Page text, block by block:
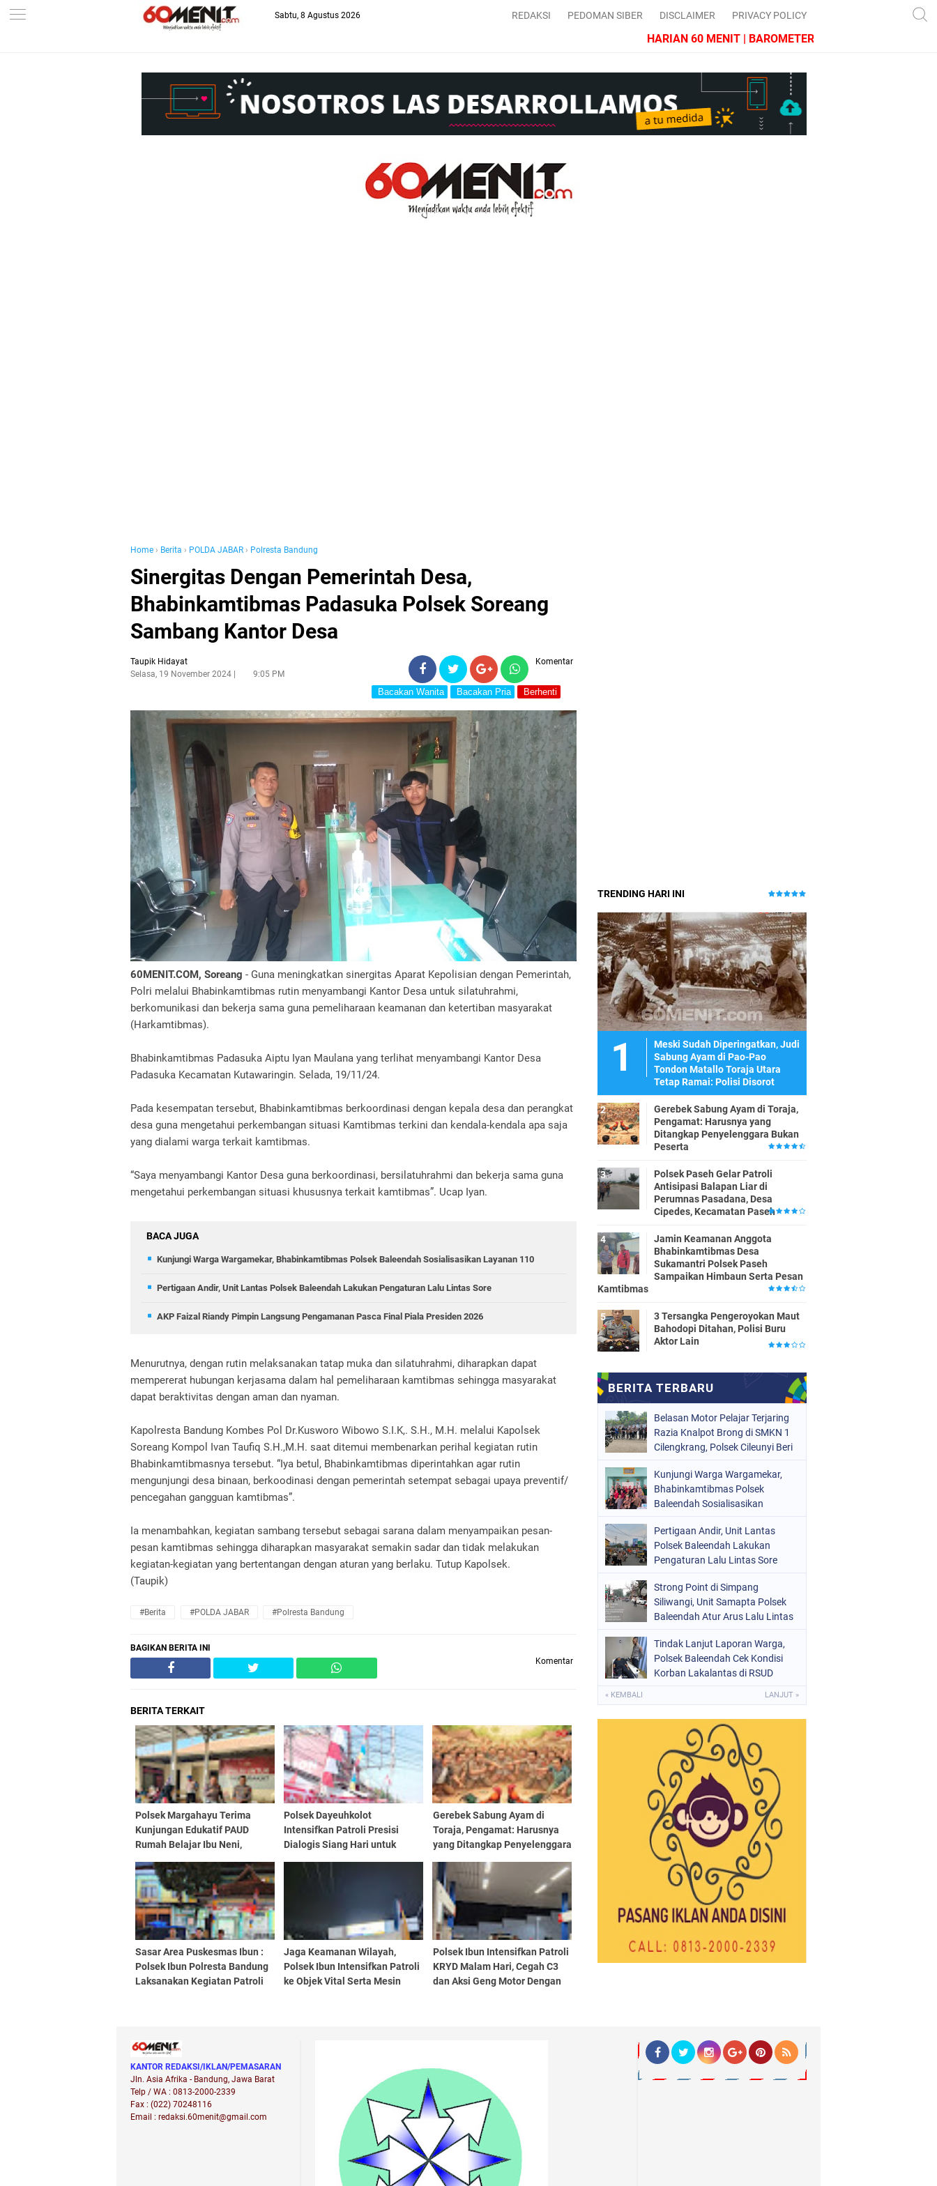
--> Sabtu, 8 Agustus 2026 REDAKSI PEDOMAN SIBER DISCLAIMER PRIVACY POLICY
HARIAN 60 MENIT | BAROMETER JAWA BARAT
Home › Berita › POLDA JABAR › Polresta Bandung
Sinergitas Dengan Pemerintah Desa,
Bhabinkamtibmas Padasuka Polsek Soreang
Sambang Kantor Desa
Taupik Hidayat
Selasa, 19 November 2024
9:05 PM
Komentar
Bacakan Wanita Bacakan Pria Berhenti
60MENIT.COM, Soreang - Guna meningkatkan sinergitas Aparat Kepolisian dengan Pemerintah,
Polri melalui Bhabinkamtibmas rutin menyambangi Kantor Desa untuk silatuhrahmi,
berkomunikasi dan bekerja sama guna pemeliharaan keamanan dan ketertiban masyarakat
(Harkamtibmas).
Bhabinkamtibmas Padasuka Aiptu Iyan Maulana yang terlihat menyambangi Kantor Desa
Padasuka Kecamatan Kutawaringin. Selada, 19/11/24.
Pada kesempatan tersebut, Bhabinkamtibmas berkoordinasi dengan kepala desa dan perangkat
desa guna mengetahui perkembangan situasi Kamtibmas terkini dan kendala-kendala apa saja
yang dialami warga terkait kamtibmas.
“Saya menyambangi Kantor Desa guna berkoordinasi, bersilatuhrahmi dan bekerja sama guna
mengetahui perkembangan situasi khususnya terkait kamtibmas”. Ucap Iyan.
BACA JUGA
Kunjungi Warga Wargamekar, Bhabinkamtibmas Polsek Baleendah Sosialisasikan Layanan 110
Pertigaan Andir, Unit Lantas Polsek Baleendah Lakukan Pengaturan Lalu Lintas Sore
AKP Faizal Riandy Pimpin Langsung Pengamanan Pasca Final Piala Presiden 2026
Menurutnya, dengan rutin melaksanakan tatap muka dan silatuhrahmi, diharapkan dapat
mempererat hubungan kerjasama dalam hal pemeliharaan kamtibmas sehingga masyarakat
dapat beraktivitas dengan aman dan nyaman.
Kapolresta Bandung Kombes Pol Dr.Kusworo Wibowo S.I.K,. S.H., M.H. melalui Kapolsek
Soreang Kompol Ivan Taufiq S.H.,M.H. saat ditemui membenarkan perihal kegiatan rutin
Bhabinkamtibmasnya tersebut. “Iya betul, Bhabinkamtibmas diperintahkan agar rutin
mengunjungi desa binaan, berkoodinasi dengan pemerintah setempat sebagai upaya preventif/
pencegahan gangguan kamtibmas”.
Ia menambahkan, kegiatan sambang tersebut sebagai sarana dalam menyampaikan pesan-
pesan kamtibmas sehingga diharapkan masyarakat semakin sadar dan tidak melakukan
kegiatan-kegiatan yang bertentangan dengan aturan yang berlaku. Tutup Kapolsek.
(Taupik)
#Berita #POLDA JABAR #Polresta Bandung
BAGIKAN BERITA INI
Komentar
BERITA TERKAIT
Polsek Margahayu Terima
Kunjungan Edukatif PAUD
Rumah Belajar Ibu Neni,
Anak Sejak Dini
Polsek Dayeuhkolot
Intensifkan Patroli Presisi
Dialogis Siang Hari untuk
Gerebek Sabung Ayam di
Toraja, Pengamat: Harusnya
yang Ditangkap Penyelenggara
Sasar Area Puskesmas Ibun :
Polsek Ibun Polresta Bandung
Laksanakan Kegiatan Patroli
Jaga Keamanan Wilayah,
Polsek Ibun Intensifkan Patroli
ke Objek Vital Serta Mesin
Polsek Ibun Intensifkan Patroli
KRYD Malam Hari, Cegah C3
dan Aksi Geng Motor Dengan
TRENDING HARI INI
Meski Sudah Diperingatkan, Judi
Sabung Ayam di Pao-Pao
Tondon Matallo Toraja Utara
Tetap Ramai: Polisi Disorot
Gerebek Sabung Ayam di Toraja,
Pengamat: Harusnya yang
Ditangkap Penyelenggara Bukan
Peserta
Polsek Paseh Gelar Patroli
Antisipasi Balapan Liar di
Perumnas Pasadana, Desa
Cipedes, Kecamatan Paseh
Jamin Keamanan Anggota
Bhabinkamtibmas Desa
Sukamantri Polsek Paseh
Sampaikan Himbaun Serta Pesan
Kamtibmas
3 Tersangka Pengeroyokan Maut
Bahodopi Ditahan, Polisi Buru
Aktor Lain
Belasan Motor Pelajar Terjaring
Razia Knalpot Brong di SMKN 1
Cilengkrang, Polsek Cileunyi Beri
Keselamatan Berkendara
Kunjungi Warga Wargamekar,
Bhabinkamtibmas Polsek
Baleendah Sosialisasikan
Pertigaan Andir, Unit Lantas
Polsek Baleendah Lakukan
Pengaturan Lalu Lintas Sore
Strong Point di Simpang
Siliwangi, Unit Samapta Polsek
Baleendah Atur Arus Lalu Lintas
Tindak Lanjut Laporan Warga,
Polsek Baleendah Cek Kondisi
Korban Lakalantas di RSUD
« KEMBALI LANJUT »
KANTOR REDAKSI/IKLAN/PEMASARAN
Jln. Asia Afrika - Bandung, Jawa Barat
Telp / WA : 0813-2000-2339
Fax : (022) 70248116
Email : redaksi.60menit@gmail.com